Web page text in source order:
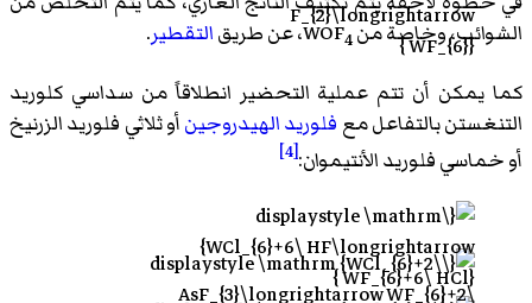
الشوائب، وخاصة من WOF4 ، عن طريقالتقطير.
كما يمكن أن تتم عملية التحضير انطلاقاً منسداسي كلوريد
التنغستنبالتفاعل مع فلوريد الهيدروجينأوثلاثي فلوريد الزرنيخ
أوخماسي فلوريد الأنتيموان:
[4]